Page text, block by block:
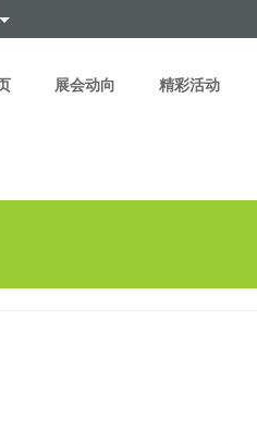
展会动向 精彩活动